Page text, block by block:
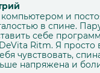
и
в спине.
себе
Ritm. Я просто
чувствовать,
напряжена и